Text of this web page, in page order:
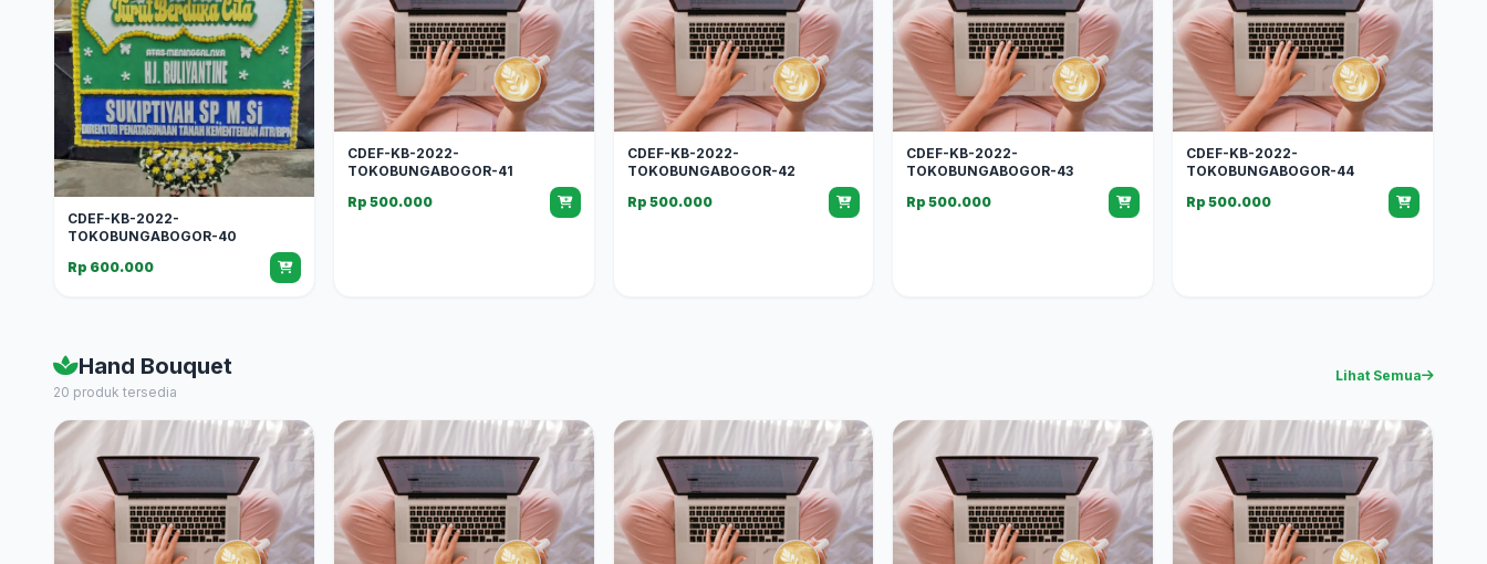
CDEF-KB-2022-
TOKOBUNGABOGOR-40
Rp 600.000
CDEF-KB-2022-
TOKOBUNGABOGOR-41
Rp 500.000
CDEF-KB-2022-
TOKOBUNGABOGOR-42
Rp 500.000
CDEF-KB-2022-
TOKOBUNGABOGOR-43
Rp 500.000
CDEF-KB-2022-
TOKOBUNGABOGOR-44
Rp 500.000
Hand Bouquet
20 produk tersedia
Lihat Semua